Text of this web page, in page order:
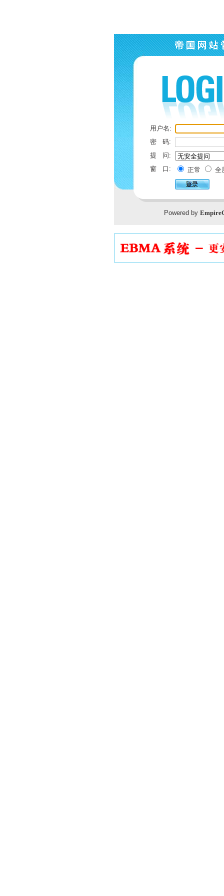
用户名:
密 码:
提 问:
窗 口:
正常 全
Powered by